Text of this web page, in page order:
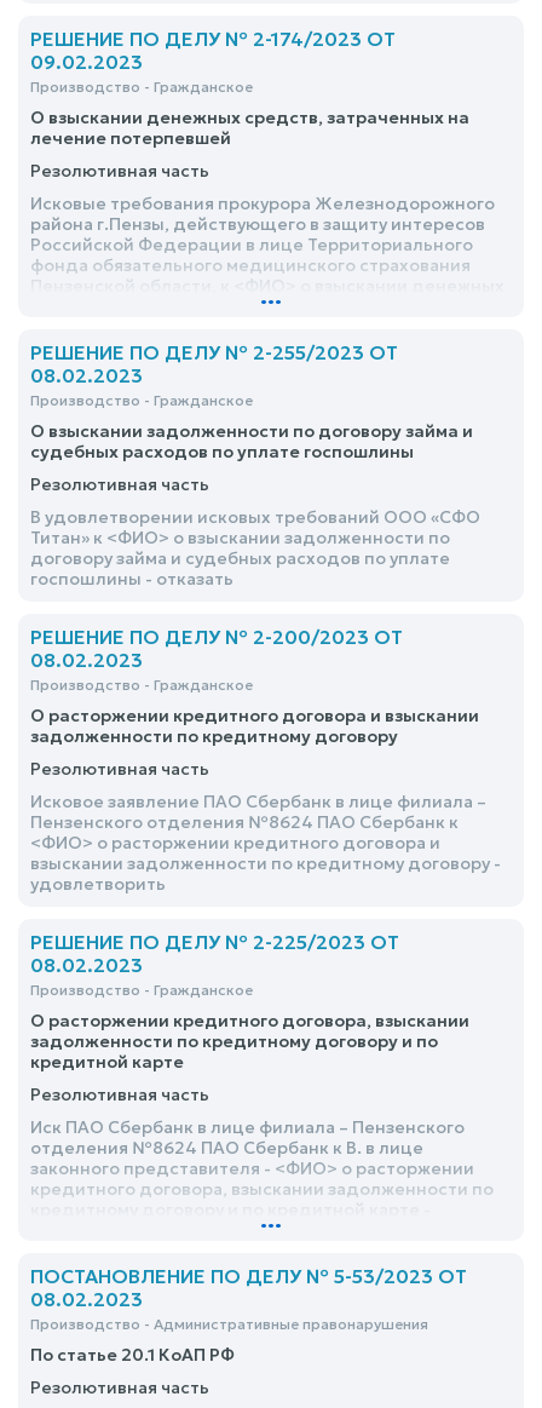
РЕШЕНИЕ ПО ДЕЛУ № 2-174/2023 ОТ
09.02.2023
Производство - Гражданское
О взыскании денежных средств, затраченных на
лечение потерпевшей
Резолютивная часть
Исковые требования прокурора Железнодорожного
района г.Пензы, действующего в защиту интересов
Российской Федерации в лице Территориального
фонда обязательного медицинского страхования
Пензенской области, к <ФИО> о взыскании денежных
средств, затраченных на лечение потерпевшей
...
РЕШЕНИЕ ПО ДЕЛУ № 2-255/2023 ОТ
08.02.2023
Производство - Гражданское
О взыскании задолженности по договору займа и
судебных расходов по уплате госпошлины
Резолютивная часть
В удовлетворении исковых требований ООО «СФО
Титан» к <ФИО> о взыскании задолженности по
договору займа и судебных расходов по уплате
госпошлины - отказать
РЕШЕНИЕ ПО ДЕЛУ № 2-200/2023 ОТ
08.02.2023
Производство - Гражданское
О расторжении кредитного договора и взыскании
задолженности по кредитному договору
Резолютивная часть
Исковое заявление ПАО Сбербанк в лице филиала –
Пензенского отделения №8624 ПАО Сбербанк к
<ФИО> о расторжении кредитного договора и
взыскании задолженности по кредитному договору -
удовлетворить
РЕШЕНИЕ ПО ДЕЛУ № 2-225/2023 ОТ
08.02.2023
Производство - Гражданское
О расторжении кредитного договора, взыскании
задолженности по кредитному договору и по
кредитной карте
Резолютивная часть
Иск ПАО Сбербанк в лице филиала – Пензенского
отделения №8624 ПАО Сбербанк к В. в лице
законного представителя - <ФИО> о расторжении
кредитного договора, взыскании задолженности по
...
ПОСТАНОВЛЕНИЕ ПО ДЕЛУ № 5-53/2023 ОТ
08.02.2023
Производство - Административные правонарушения
По статье 20.1 КоАП РФ
Резолютивная часть